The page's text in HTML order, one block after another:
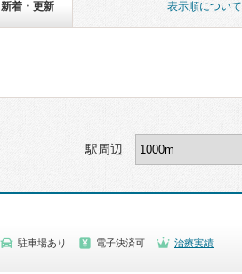
表示順について
新着・更新
駅周辺
駐車場あり 電子決済可
治療実績